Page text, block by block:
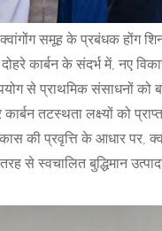
समूह के प्रबंधक होंग
दोहरे कार्बन के संदर्भ में,
से प्राथमिक संसाधनों को
तटस्थता लक्ष्यों को
प्रवृत्ति के आधार पर,
से स्वचालित बुद्धिमान